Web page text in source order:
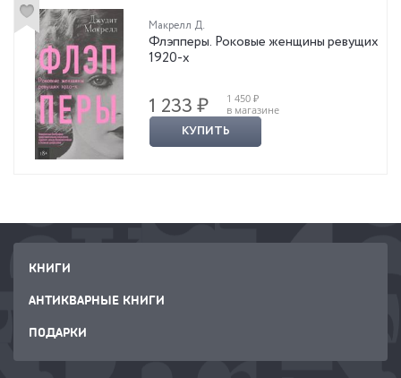
Макрелл Д.
Флэпперы. Роковые женщины ревущих
1920-х
1 233 ₽
1 450 ₽
в магазине
КУПИТЬ
КНИГИ
АНТИКВАРНЫЕ КНИГИ
ПОДАРКИ